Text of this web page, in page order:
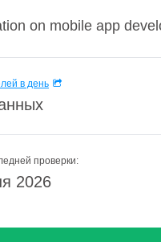
on mobile app
в день
проверки:
2026